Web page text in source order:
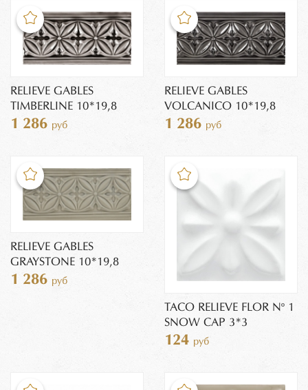
RELIEVE GABLES
TIMBERLINE 10*19,8
1 286 руб
RELIEVE GABLES
VOLCANICO 10*19,8
1 286 руб
RELIEVE GABLES
GRAYSTONE 10*19,8
1 286 руб
TACO RELIEVE FLOR Nº 1
SNOW CAP 3*3
124 руб